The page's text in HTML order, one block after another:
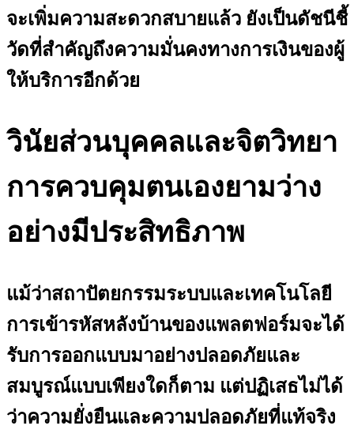
จะเพิ่มความสะดวกสบายแล้ว ยังเป็นดัชนีชี้
วัดที่สำคัญถึงความมั่นคงทางการเงินของผู้
ให้บริการอีกด้วย
วินัยส่วนบุคคลและจิตวิทยา
การควบคุมตนเองยามว่าง
อย่างมีประสิทธิภาพ
แม้ว่าสถาปัตยกรรมระบบและเทคโนโลยี
การเข้ารหัสหลังบ้านของแพลตฟอร์มจะได้
รับการออกแบบมาอย่างปลอดภัยและ
สมบูรณ์แบบเพียงใดก็ตาม แต่ปฏิเสธไม่ได้
ว่าความยั่งยืนและความปลอดภัยที่แท้จริง